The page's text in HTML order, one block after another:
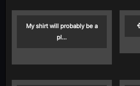
My shirt will probably be a
pl…